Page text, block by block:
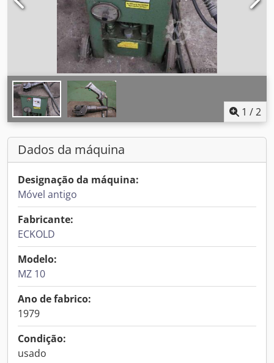
1 /2
Dados da máquina
Designação da máquina:
Móvel antigo
Fabricante:
ECKOLD
Modelo:
MZ 10
Ano de fabrico:
1979
Condição:
usado